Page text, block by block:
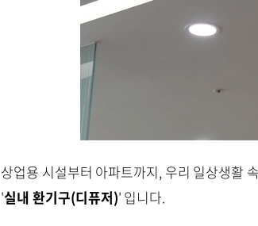
상업용 시설부터 아파트까지, 우리 일상생활
'실내 환기구(디퓨저)' 입니다.